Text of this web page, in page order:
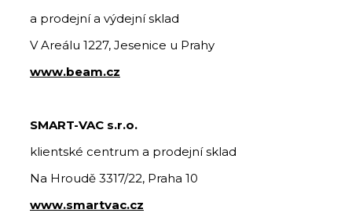
a prodejní a výdejní sklad
V Areálu 1227, Jesenice u Prahy
www.beam.cz
SMART-VAC s.r.o.
klientské centrum a prodejní sklad
Na Hroudě 3317/22, Praha 10
www.smartvac.cz